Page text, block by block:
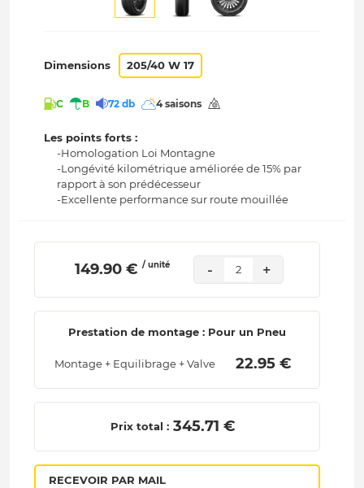
Dimensions 205/40 W 17
C B 72 db 4 saisons
Les points forts :
-Homologation Loi Montagne
-Longévité kilométrique améliorée de 15% par
rapport à son prédécesseur
-Excellente performance sur route mouillée
149.90 € / unité - 2 +
Prestation de montage : Pour un Pneu
Montage + Equilibrage + Valve 22.95 €
Prix total : 345.71 €
RECEVOIR PAR MAIL